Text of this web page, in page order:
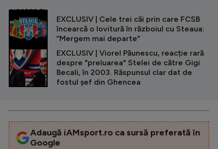
CITEȘTE ȘI
EXCLUSIV | Cele trei căi prin care FCSB
încearcă o lovitură în războiul cu Steaua:
”Mergem mai departe”
EXCLUSIV | Viorel Păunescu, reacție rară
despre "preluarea" Stelei de către Gigi
Becali, în 2003. Răspunsul clar dat de
fostul șef din Ghencea
Adaugă iAMsport.ro ca sursă preferată în
Google